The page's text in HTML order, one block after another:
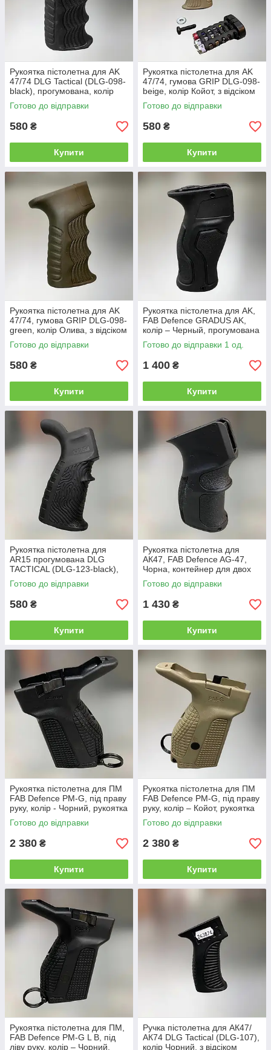
Рукоятка пістолетна для AK
47/74 DLG Tactical (DLG-098-
black), прогумована, колір
Чорний, з відсіком для
батарейок
Готово до відправки
580 ₴
Купити
Рукоятка пістолетна для AK
47/74, гумова GRIP DLG-098-
beige, колір Койот, з відсіком
для батарейок
Готово до відправки
580 ₴
Купити
Рукоятка пістолетна для AK
47/74, гумова GRIP DLG-098-
green, колір Олива, з відсіком
для батарейок
Готово до відправки
580 ₴
Купити
Рукоятка пістолетна для AK,
FAB Defence GRADUS AK,
колір – Черный, прогумована
для AK-47/74, AKM, АКС-74У
Готово до відправки 1 од.
1 400 ₴
Купити
Рукоятка пістолетна для
AR15 прогумована DLG
TACTICAL (DLG-123-black),
колір Чорний, з відсіком,
"бобровий хвіст"
Готово до відправки
580 ₴
Купити
Рукоятка пістолетна для
АК47, FAB Defence AG-47,
Чорна, контейнер для двох
батарей CR123 (AG-47-B)
Готово до відправки
1 430 ₴
Купити
Рукоятка пістолетна для ПМ
FAB Defence PM-G, під праву
руку, колір - Чорний, рукоятка
для ПМ з кнопкою скидання
Готово до відправки
2 380 ₴
Купити
Рукоятка пістолетна для ПМ
FAB Defence PM-G, під праву
руку, колір – Койот, рукоятка
для ПМ з кнопкою скидання
Готово до відправки
2 380 ₴
Купити
Рукоятка пістолетна для ПМ,
FAB Defence PM-G L B, під
ліву руку, колір – Чорний,
Ручка пістолетна для АК47/
АК74 DLG Tactical (DLG-107),
колір Чорний, з відсіком